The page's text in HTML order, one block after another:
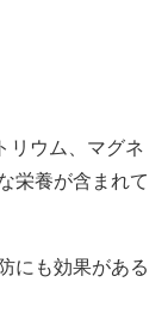
リウム、マグネ
栄養が含まれて
にも効果がある